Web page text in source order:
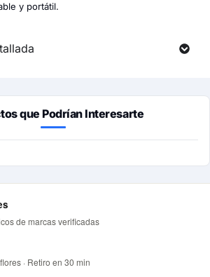
y portátil.
que Podrían Interesarte
de marcas verificadas
· Retiro en 30 min